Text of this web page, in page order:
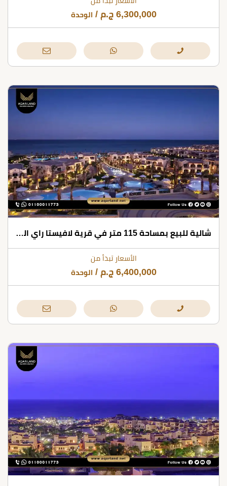
6,300,000 ج.م / الوحدة
شالية للبيع بمساحة 115 متر في قرية لافيستا راي العين السخنة
الأسعار تبدأ من
6,400,000 ج.م / الوحدة